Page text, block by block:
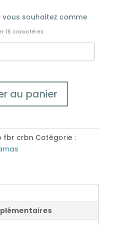
souhaitez comme
18 caractères
au panier
fbr crbn Catégorie :